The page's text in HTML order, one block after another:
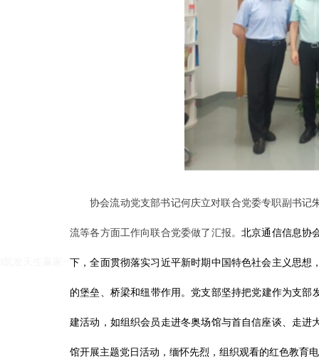
协会流动党支部书记何庆立对联合党委专职副书记
流等各方面工作向联合党委做了汇报。北京通信信息协
下，全面贯彻落实习近平新时期中国特色社会主义思
的堡垒、桥梁和纽带作用。党支部坚持把党建作为支部
建活动，如组织会员走进冬奥场馆与首自信座谈、走
馆开展主题党日活动，缅怀先烈，组织观看的红色教育
凯发天生赢家一触即发人生
k8凯发天生赢家一触即发人生的友情链接： ||